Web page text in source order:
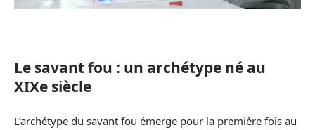
Le savant fou : un archétype né au
XIXe siècle
L’archétype du savant fou émerge pour la première fois au